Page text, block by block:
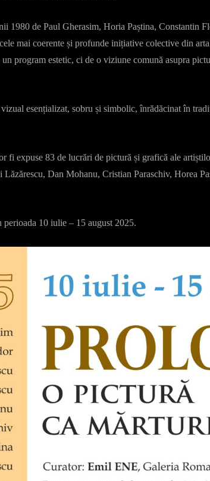
1980 de Paul Gherasim, Horia Paștina, Constantin
mai coerente și profunde inițiative colective din
program estetic, ci de o viziune comună asupra
esențializat, sobru și simbolic, înrădăcinat în
fi expuse 83 de lucrări de pictură și grafică ale
Dan Mohanu, Cristian Paraschiv, Horea
10 iulie – 15 august 2025.